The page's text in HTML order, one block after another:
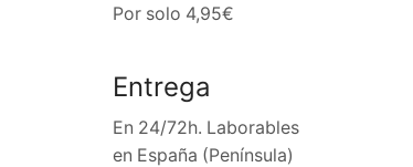
Por solo 4,95€
Entrega
En 24/72h. Laborables
en España (Península)